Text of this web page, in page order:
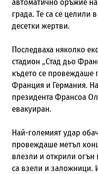
града. Те са се целили
десетки жертви.
Последваха няколко
стадион „Стад дьо
където се провеждаше
Франция и Германия.
президента Франсоа
евакуиран.
Най-големият удар
провеждаше метъл
влезли и открили
са взели и заложници.